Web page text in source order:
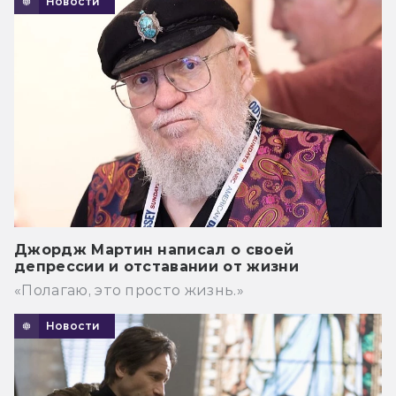
Джордж Мартин написал о своей
депрессии и отставании от жизни
«Полагаю, это просто жизнь.»
Новости